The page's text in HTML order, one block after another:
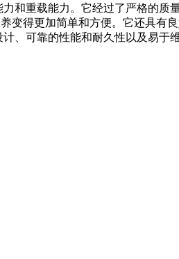
和重载能力。它经过了严格的
得更加简单和方便。它还具有
、可靠的性能和耐久性以及易于